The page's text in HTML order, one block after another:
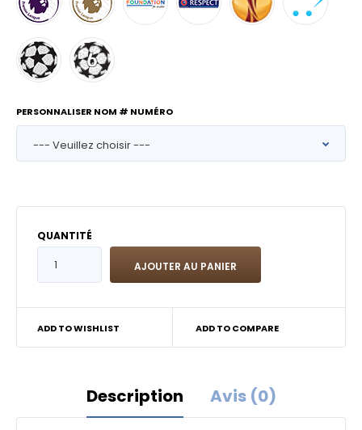
PERSONNALISER NOM # NUMÉRO
QUANTITÉ
ADD TO WISHLIST ADD TO COMPARE
Description Avis (0)